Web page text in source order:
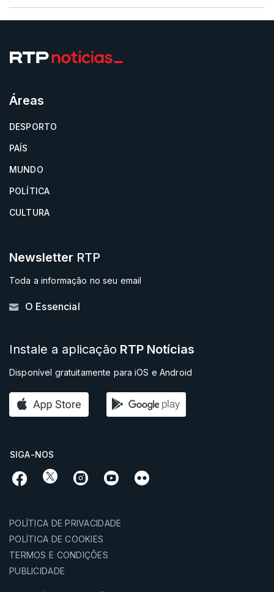
Áreas
DESPORTO
PAÍS
MUNDO
POLÍTICA
CULTURA
Newsletter RTP
Toda a informação no seu email
O Essencial
Instale a aplicação RTP Notícias
Disponível gratuitamente para iOS e Android
SIGA-NOS
POLÍTICA DE PRIVACIDADE
POLÍTICA DE COOKIES
TERMOS E CONDIÇÕES
PUBLICIDADE